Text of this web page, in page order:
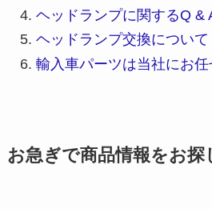
ヘッドランプに関するQ &
ヘッドランプ交換について
輸入車パーツは当社にお任
お急ぎで商品情報をお探